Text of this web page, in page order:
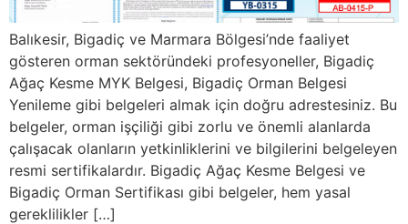
Balıkesir, Bigadiç ve Marmara Bölgesi’nde faaliyet
gösteren orman sektöründeki profesyoneller, Bigadiç
Ağaç Kesme MYK Belgesi, Bigadiç Orman Belgesi
Yenileme gibi belgeleri almak için doğru adrestesiniz. Bu
belgeler, orman işçiliği gibi zorlu ve önemli alanlarda
çalışacak olanların yetkinliklerini ve bilgilerini belgeleyen
resmi sertifikalardır. Bigadiç Ağaç Kesme Belgesi ve
Bigadiç Orman Sertifikası gibi belgeler, hem yasal
gereklilikler […]